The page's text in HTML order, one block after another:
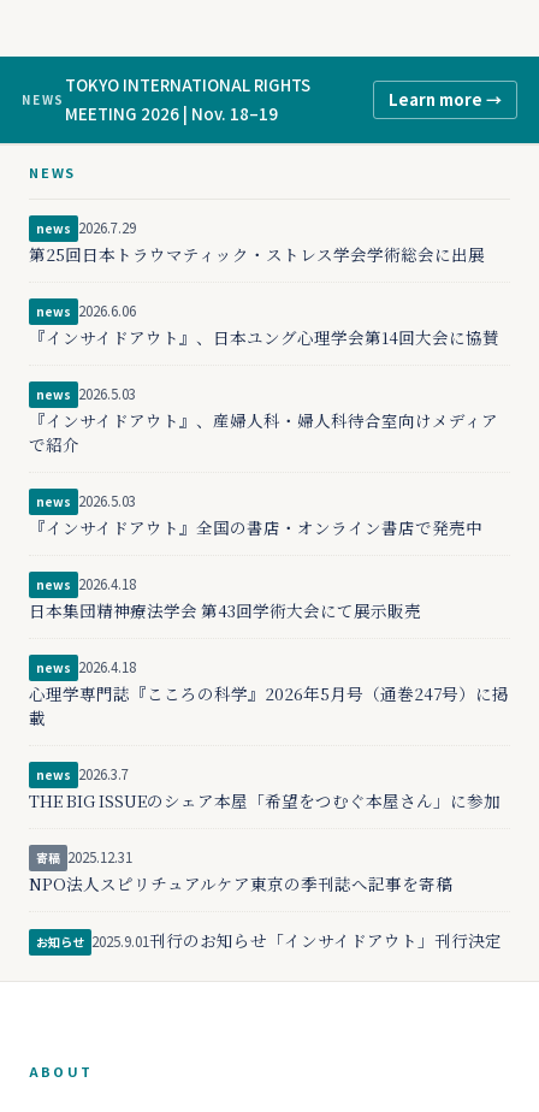
NEWS
TOKYO INTERNATIONAL RIGHTS
MEETING 2026 | Nov. 18–19
Learn more →
NEWS
news 2026.7.29
第25回日本トラウマティック・ストレス学会学術総会に出展
news 2026.6.06
『インサイドアウト』、日本ユング心理学会第14回大会に協賛
news 2026.5.03
『インサイドアウト』、産婦人科・婦人科待合室向けメディア
で紹介
news 2026.5.03
『インサイドアウト』全国の書店・オンライン書店で発売中
news 2026.4.18
日本集団精神療法学会 第43回学術大会にて展示販売
news 2026.4.18
心理学専門誌『こころの科学』2026年5月号（通巻247号）に掲
載
news 2026.3.7
THE BIG ISSUEのシェア本屋「希望をつむぐ本屋さん」に参加
寄稿 2025.12.31
NPO法人スピリチュアルケア東京の季刊誌へ記事を寄稿
お知らせ 2025.9.01刊行のお知らせ「インサイドアウト」刊行決定
ABOUT